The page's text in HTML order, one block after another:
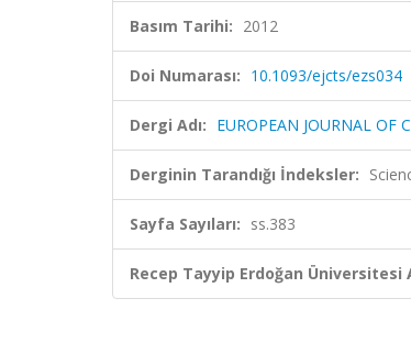
Basım Tarihi: 2012
Doi Numarası: 10.1093/ejcts/ezs034
Dergi Adı: EUROPEAN JOURNAL OF
Derginin Tarandığı İndeksler:
Sayfa Sayıları: ss.383
Recep Tayyip Erdoğan Üniversitesi